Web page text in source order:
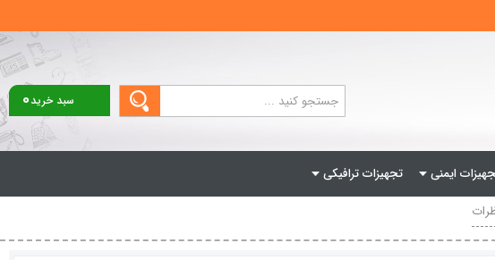
سبد خرید0
ایمنی
تجهیزات ترافیکی